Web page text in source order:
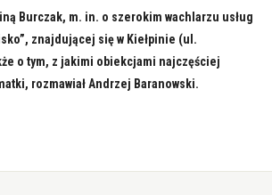
Burczak, m. in. o szerokim wachlarzu usług
znajdującej się w Kiełpinie (ul.
o tym, z jakimi obiekcjami najczęściej
rozmawiał Andrzej Baranowski.